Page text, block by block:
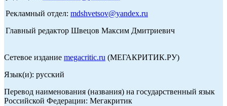
Рекламный отдел: mdshvetsov@yandex.ru
Главный редактор Швецов Максим Дмитриевич
Сетевое издание megacritic.ru (МЕГАКРИТИК.РУ)
Язык(и): русский
Перевод наименования (названия) на государственный язык
Российской Федерации: Мегакритик